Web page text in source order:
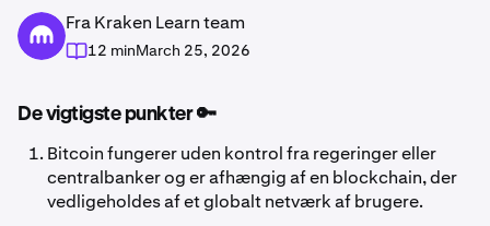
Fra Kraken Learn team
12 minMarch 25, 2026
De vigtigste punkter 🔑
Bitcoin fungerer uden kontrol fra regeringer eller
centralbanker og er afhængig af en blockchain, der
vedligeholdes af et globalt netværk af brugere.